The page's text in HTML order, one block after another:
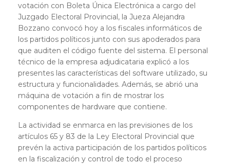
votación con Boleta Única Electrónica a cargo del
Juzgado Electoral Provincial, la Jueza Alejandra
Bozzano convocó hoy a los fiscales informáticos de
los partidos políticos junto con sus apoderados para
que auditen el código fuente del sistema. El personal
técnico de la empresa adjudicataria explicó a los
presentes las características del software utilizado, su
estructura y funcionalidades. Además, se abrió una
máquina de votación a fin de mostrar los
componentes de hardware que contiene.
La actividad se enmarca en las previsiones de los
artículos 65 y 83 de la Ley Electoral Provincial que
prevén la activa participación de los partidos políticos
en la fiscalización y control de todo el proceso